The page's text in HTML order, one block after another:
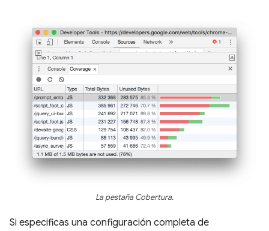
La pestaña Cobertura.
Si especificas una configuración completa de